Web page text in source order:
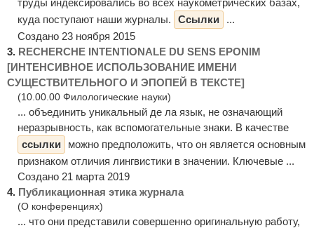
куда поступают наши журналы.
Ссылки
...
Создано 23 ноября 2015
3. RECHERCHE INTENTIONALE DU SENS EPONIM
[ИНТЕНСИВНОЕ ИСПОЛЬЗОВАНИЕ ИМЕНИ
СУЩЕСТВИТЕЛЬНОГО И ЭПОПЕЙ В ТЕКСТЕ]
(10.00.00 Филологические науки)
... объединить уникальный де ла язык, не означающий
неразрывность, как вспомогательные знаки. В качестве
ссылки
можно предположить, что он является основным
признаком отличия лингвистики в значении. Ключевые ...
Создано 21 марта 2019
4. Публикационная этика журнала
(О конференциях)
... что они представили совершенно оригинальную работу,